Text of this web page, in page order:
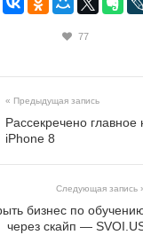
77
« Предыдущая запись
Рассекречено главное
iPhone 8
Следующая запись
бизнес по
через скайп —